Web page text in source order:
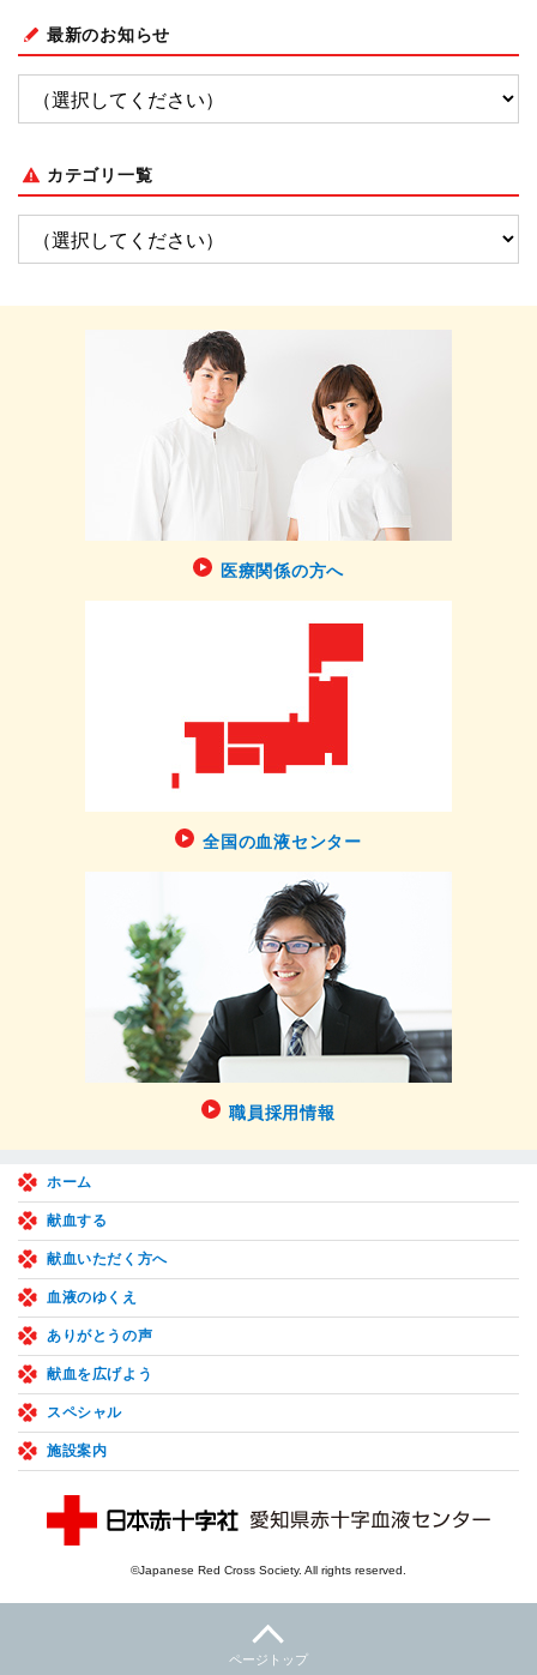
最新のお知らせ
カテゴリ一覧
医療関係の方へ
全国の血液センター
職員採用情報
ホーム
献血する
献血いただく方へ
血液のゆくえ
ありがとうの声
献血を広げよう
スペシャル
施設案内
©Japanese Red Cross Society. All rights reserved.
ページトップ